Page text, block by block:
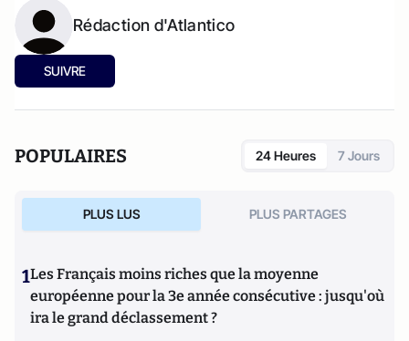
Rédaction d'Atlantico
SUIVRE
POPULAIRES 24 Heures 7 Jours
PLUS LUS PLUS PARTAGES
1Les Français moins riches que la moyenne
européenne pour la 3e année consécutive : jusqu'où
ira le grand déclassement ?